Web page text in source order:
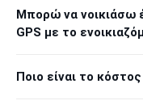
Μπορώ να νοικιάσω
GPS με το
Ποιο είναι το